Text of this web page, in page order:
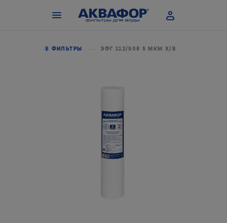
ФИЛЬТРЫ ЭФГ 112/508 5 МКМ Х/В